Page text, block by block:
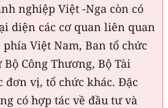
nghiệp Việt -Nga còn có
diện các cơ quan liên quan
Việt Nam, Ban tổ chức
Công Thương, Bộ Tài
đơn vị, tổ chức khác. Đặc
có hợp tác về đầu tư và